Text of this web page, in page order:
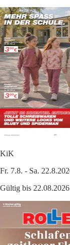
KiK
Fr. 7.8. - Sa.
Gültig bis 22.08.2026